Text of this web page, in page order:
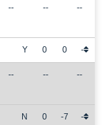
-- -- --
Y 0 0 -
-- -- --
N 0 -7 -